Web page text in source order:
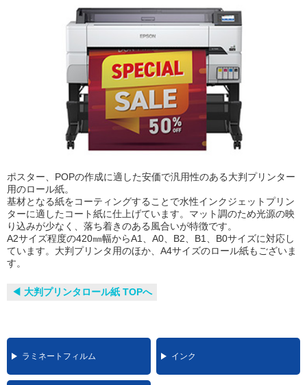
ポスター、POPの作成に適した安価で汎用性のある大判プリンター
用のロール紙。
基材となる紙をコーティングすることで水性インクジェットプリン
ターに適したコート紙に仕上げています。マット調のため光源の映
り込みが少なく、落ち着きのある風合いが特徴です。
A2サイズ程度の420㎜幅からA1、A0、B2、B1、B0サイズに対応し
ています。大判プリンタ用のほか、A4サイズのロール紙もございま
す。
◀︎ 大判プリンタロール紙 TOPへ
ラミネートフィルム インク